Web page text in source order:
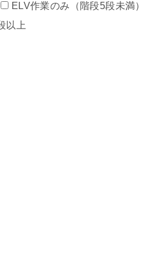
ELV作業のみ（階段5段未満
以上